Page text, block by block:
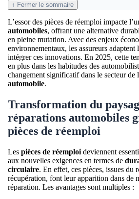
↑ Fermer le sommaire
L’essor des pièces de réemploi impacte
automobiles, offrant une alternative
en pleine mutation. Avec des enjeux
environnementaux, les assureurs adaptent
intégrer ces innovations. En 2025, cette
en plus dans les habitudes des
changement significatif dans le secteur de
automobile.
Transformation du
réparations automobiles
pièces de réemploi
Les pièces de réemploi deviennent
aux nouvelles exigences en termes de
circulaire. En effet, ces pièces, issues du
récupération, font leur apparition dans de
réparation. Les avantages sont multiples :